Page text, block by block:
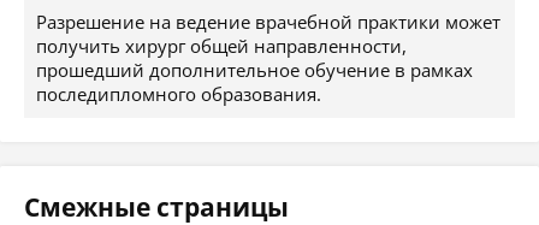
Разрешение на ведение врачебной практики может
получить хирург общей направленности,
прошедший дополнительное обучение в рамках
последипломного образования.
Смежные страницы